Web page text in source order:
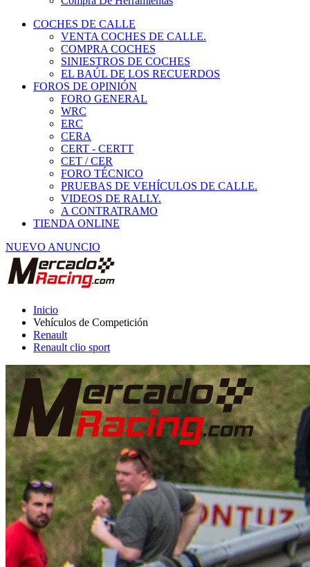
COCHES DE CALLE
VENTA COCHES DE CALLE.
COMPRA COCHES
SINIESTROS DE COCHES
EL BAÚL DE LOS RECUERDOS
FOROS DE OPINIÓN
FORO GENERAL
WRC
ERC
CERA
CERT - CERTT
CET / CER
FORO TÉCNICO
PRUEBAS DE VEHÍCULOS DE CALLE.
VIDEOS DE RALLY.
A CONTRATRAMO
TIENDA ONLINE
NUEVO ANUNCIO
Vehículos de Competición
Renault
Renault clio sport